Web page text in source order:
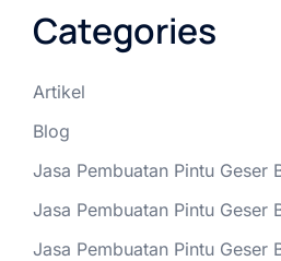
Categories
Artikel
Blog
Jasa Pembuatan Pintu Geser
Jasa Pembuatan Pintu Geser
Jasa Pembuatan Pintu Geser